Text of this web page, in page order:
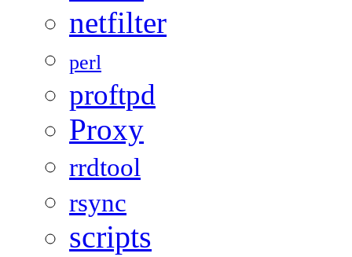
netfilter
perl
proftpd
Proxy
rrdtool
rsync
scripts